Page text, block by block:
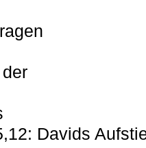
Davids